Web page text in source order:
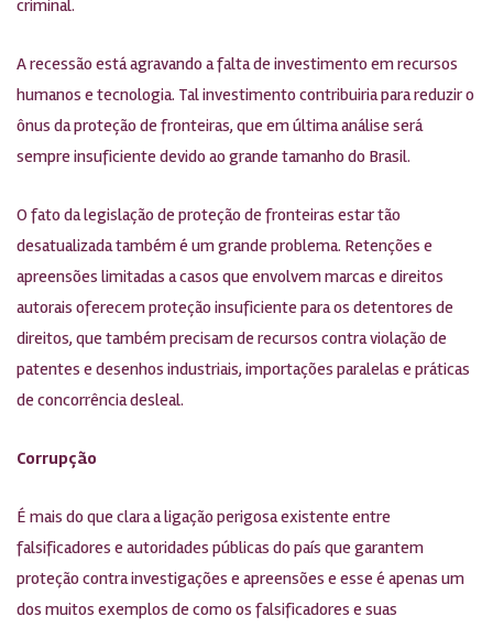
criminal.
A recessão está agravando a falta de investimento em recursos
humanos e tecnologia. Tal investimento contribuiria para reduzir o
ônus da proteção de fronteiras, que em última análise será
sempre insuficiente devido ao grande tamanho do Brasil.
O fato da legislação de proteção de fronteiras estar tão
desatualizada também é um grande problema. Retenções e
apreensões limitadas a casos que envolvem marcas e direitos
autorais oferecem proteção insuficiente para os detentores de
direitos, que também precisam de recursos contra violação de
patentes e desenhos industriais, importações paralelas e práticas
de concorrência desleal.
Corrupção
É mais do que clara a ligação perigosa existente entre
falsificadores e autoridades públicas do país que garantem
proteção contra investigações e apreensões e esse é apenas um
dos muitos exemplos de como os falsificadores e suas